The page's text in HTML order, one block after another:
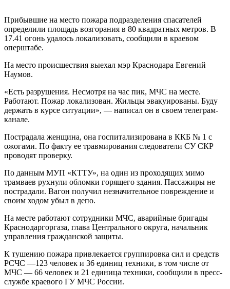
Прибывшие на место пожара подразделения спасателей
определили площадь возгорания в 80 квадратных метров. В
17.41 огонь удалось локализовать, сообщили в краевом
оперштабе.
На место происшествия выехал мэр Краснодара Евгений
Наумов.
«Есть разрушения. Несмотря на час пик, МЧС на месте.
Работают. Пожар локализован. Жильцы эвакуированы. Буду
держать в курсе ситуации», — написал он в своем телеграм-
канале.
Пострадала женщина, она госпитализирована в ККБ № 1 с
ожогами. По факту ее травмирования следователи СУ СКР
проводят проверку.
По данным МУП «КТТУ», на один из проходящих мимо
трамваев рухнули обломки горящего здания. Пассажиры не
пострадали. Вагон получил незначительное повреждение и
своим ходом убыл в депо.
На месте работают сотрудники МЧС, аварийные бригады
Краснодаргоргаза, глава Центрального округа, начальник
управления гражданской защиты.
К тушению пожара привлекается группировка сил и средств
РСЧС —123 человек и 36 единиц техники, в том числе от
МЧС — 66 человек и 21 единица техники, сообщили в пресс-
службе краевого ГУ МЧС России.